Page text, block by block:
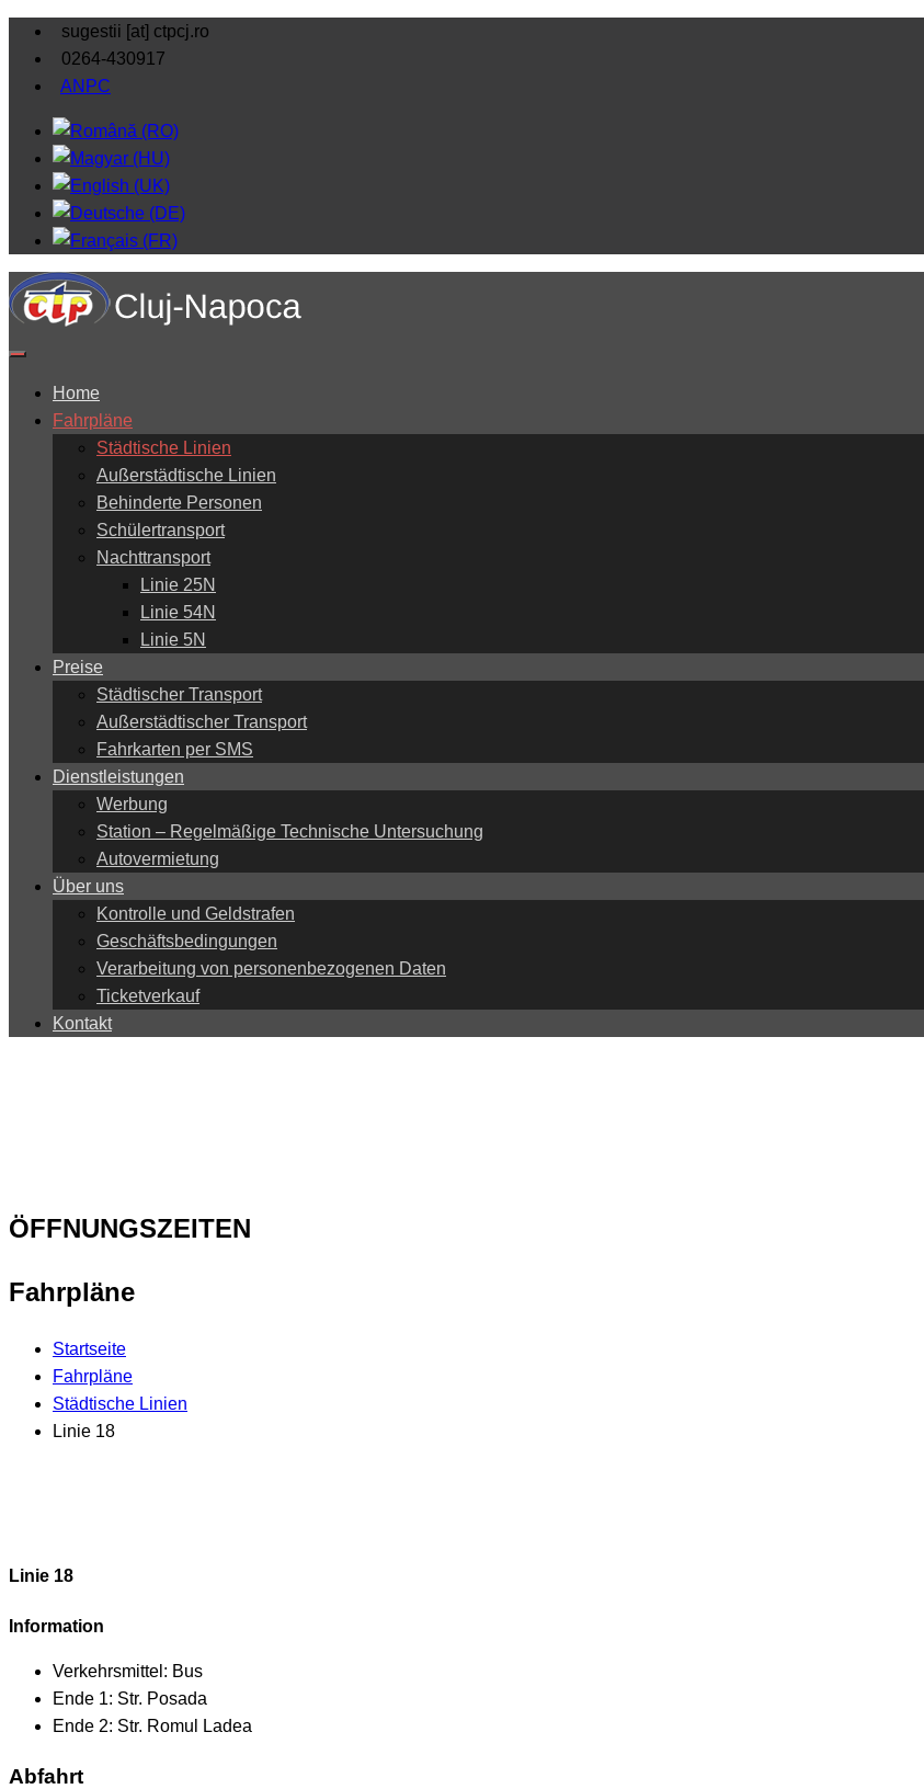
sugestii [at] ctpcj.ro
0264-430917
ANPC
Home
Fahrpläne
Städtische Linien
Außerstädtische Linien
Behinderte Personen
Schülertransport
Nachttransport
Linie 25N
Linie 54N
Linie 5N
Preise
Städtischer Transport
Außerstädtischer Transport
Fahrkarten per SMS
Dienstleistungen
Werbung
Station – Regelmäßige Technische Untersuchung
Autovermietung
Über uns
Kontrolle und Geldstrafen
Geschäftsbedingungen
Verarbeitung von personenbezogenen Daten
Ticketverkauf
Kontakt
ÖFFNUNGSZEITEN
Fahrpläne
Startseite
Fahrpläne
Städtische Linien
Linie 18
Linie 18
Information
Verkehrsmittel: Bus
Ende 1: Str. Posada
Ende 2: Str. Romul Ladea
Abfahrt